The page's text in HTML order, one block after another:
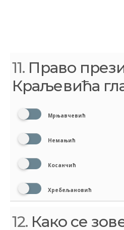
11. Право
Краљевића
Мрњавчевић
Немањић
Косанчић
Хребељановић
12. Како се